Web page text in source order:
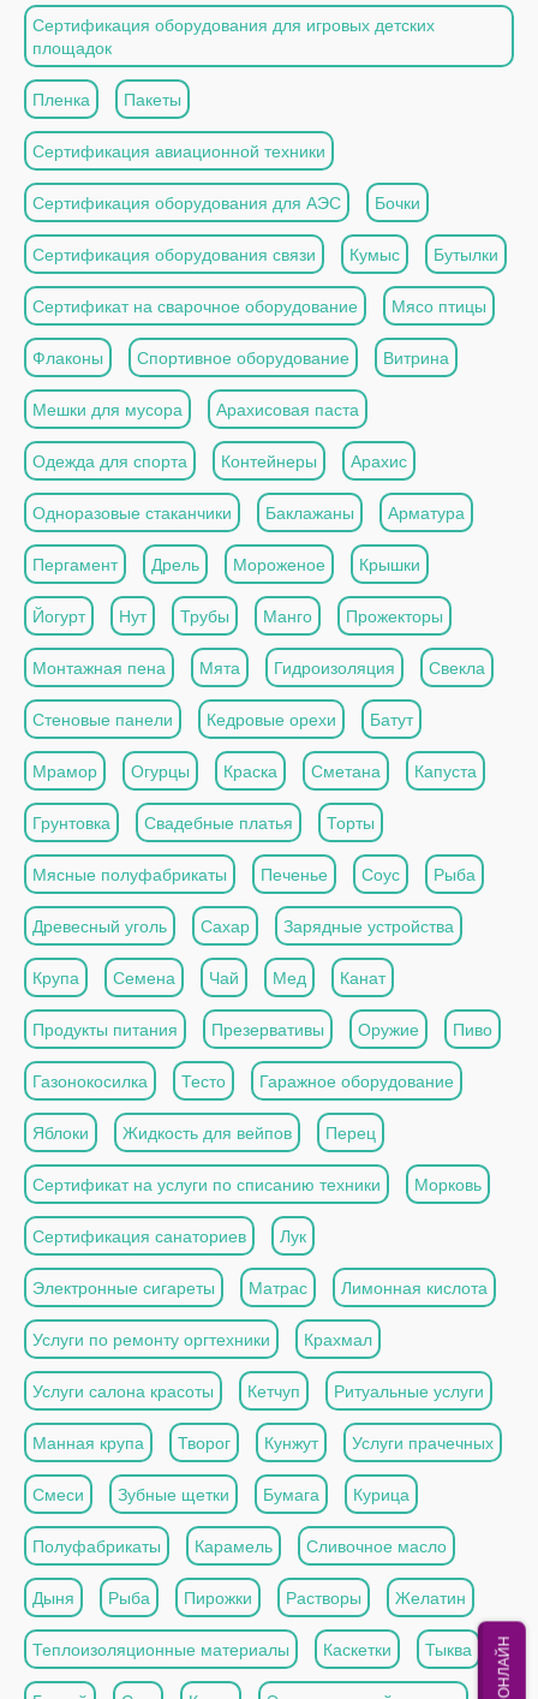
Сертификация оборудования для игровых детских
площадок
Пленка Пакеты
Сертификация авиационной техники
Сертификация оборудования для АЭС Бочки
Сертификация оборудования связи Кумыс Бутылки
Сертификат на сварочное оборудование Мясо птицы
Флаконы Спортивное оборудование Витрина
Мешки для мусора Арахисовая паста
Одежда для спорта Контейнеры Арахис
Одноразовые стаканчики Баклажаны Арматура
Пергамент Дрель Мороженое Крышки
Йогурт Нут Трубы Манго Прожекторы
Монтажная пена Мята Гидроизоляция Свекла
Стеновые панели Кедровые орехи Батут
Мрамор Огурцы Краска Сметана Капуста
Грунтовка Свадебные платья Торты
Мясные полуфабрикаты Печенье Соус Рыба
Древесный уголь Сахар Зарядные устройства
Крупа Семена Чай Мед Канат
Продукты питания Презервативы Оружие Пиво
Газонокосилка Тесто Гаражное оборудование
Яблоки Жидкость для вейпов Перец
Сертификат на услуги по списанию техники Морковь
Сертификация санаториев Лук
Электронные сигареты Матрас Лимонная кислота
Услуги по ремонту оргтехники Крахмал
Услуги салона красоты Кетчуп Ритуальные услуги
Манная крупа Творог Кунжут Услуги прачечных
Смеси Зубные щетки Бумага Курица
Полуфабрикаты Карамель Сливочное масло
Дыня Рыба Пирожки Растворы Желатин
Теплоизоляционные материалы Каскетки Тыква